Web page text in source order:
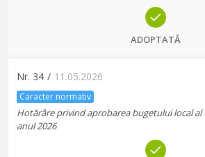
ADOPTATĂ
Nr. 34 / 11.05.2026
Caracter normativ
Hotărâre privind aprobarea bugetului local al
anul 2026